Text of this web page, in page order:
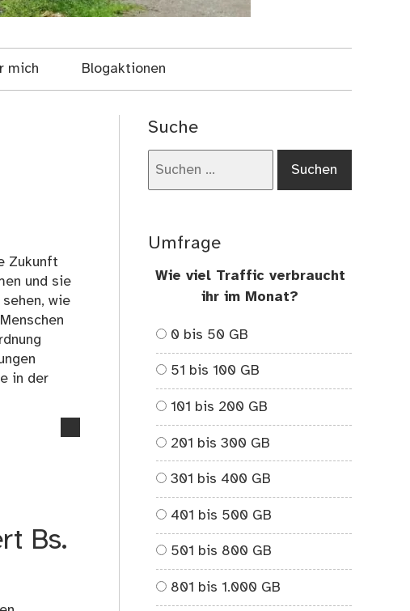
mich Blogaktionen
Zukunft
und sie
wie
in der
Bs.
Suche
Umfrage
Wie viel Traffic verbraucht
ihr im Monat?
0 bis 50 GB
51 bis 100 GB
101 bis 200 GB
201 bis 300 GB
301 bis 400 GB
401 bis 500 GB
501 bis 800 GB
801 bis 1.000 GB